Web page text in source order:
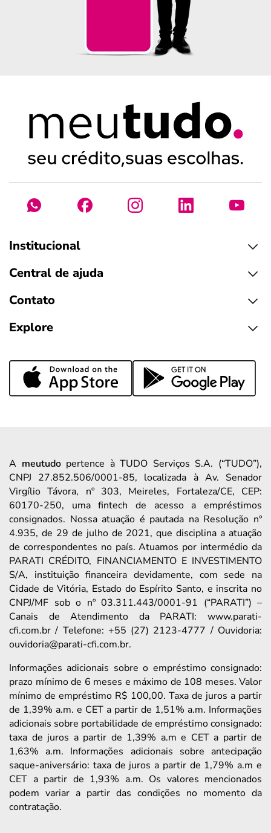
Institucional
Central de ajuda
Contato
Explore
A meutudopertence à TUDO Serviços S.A. (“TUDO”),
CNPJ 27.852.506/0001-85, localizada à Av. Senador
Virgílio Távora, nº 303, Meireles, Fortaleza/CE, CEP:
60170-250, uma fintech de acesso a empréstimos
consignados. Nossa atuação é pautada na Resolução nº
4.935, de 29 de julho de 2021, que disciplina a atuação
de correspondentes no país. Atuamos por intermédio da
PARATI CRÉDITO, FINANCIAMENTO E INVESTIMENTO
S/A, instituição financeira devidamente, com sede na
Cidade de Vitória, Estado do Espírito Santo, e inscrita no
CNPJ/MF sob o nº 03.311.443/0001-91 (“PARATI”) –
Canais de Atendimento da PARATI: www.parati-
cfi.com.br / Telefone: +55 (27) 2123-4777 / Ouvidoria:
ouvidoria@parati-cfi.com.br.
Informações adicionais sobre o empréstimo consignado:
prazo mínimo de 6 meses e máximo de 108 meses. Valor
mínimo de empréstimo R$ 100,00. Taxa de juros a partir
de 1,39% a.m. e CET a partir de 1,51% a.m. Informações
adicionais sobre portabilidade de empréstimo consignado:
taxa de juros a partir de 1,39% a.m e CET a partir de
1,63% a.m. Informações adicionais sobre antecipação
saque-aniversário: taxa de juros a partir de 1,79% a.m e
CET a partir de 1,93% a.m. Os valores mencionados
podem variar a partir das condições no momento da
contratação.